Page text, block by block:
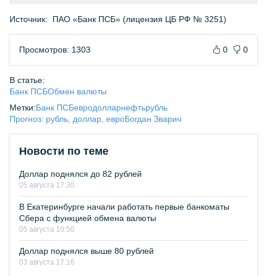
Источник: ПАО «Банк ПСБ» (лицензия ЦБ РФ № 3251)
Просмотров: 1303 0 0
В статье:
Банк ПСБОбмен валюты
Метки:Банк ПСБевродолларнефтьрубль
Прогноз: рубль, доллар, евроБогдан Зварич
Новости по теме
Доллар поднялся до 82 рублей
05 августа 17:30
В Екатеринбурге начали работать первые банкоматы
Сбера с функцией обмена валюты
05 августа 10:50
Доллар поднялся выше 80 рублей
03 августа 17:16